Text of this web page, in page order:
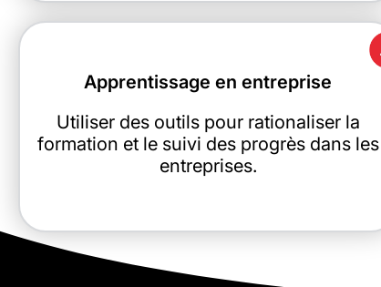
Apprentissage en entreprise
Utiliser des outils pour rationaliser la
formation et le suivi des progrès dans les
entreprises.